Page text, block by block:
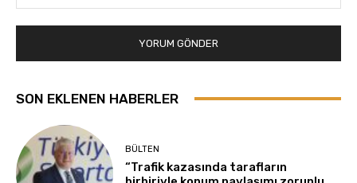
SON EKLENEN HABERLER
BÜLTEN
“Trafik kazasında tarafların